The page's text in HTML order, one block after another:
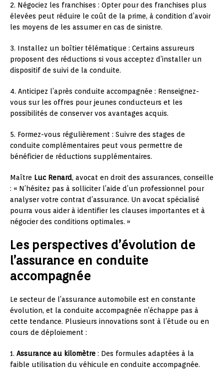
2. Négociez les franchises : Opter pour des franchises plus
élevées peut réduire le coût de la prime, à condition d’avoir
les moyens de les assumer en cas de sinistre.
3. Installez un boîtier télématique : Certains assureurs
proposent des réductions si vous acceptez d’installer un
dispositif de suivi de la conduite.
4. Anticipez l’après conduite accompagnée : Renseignez-
vous sur les offres pour jeunes conducteurs et les
possibilités de conserver vos avantages acquis.
5. Formez-vous régulièrement : Suivre des stages de
conduite complémentaires peut vous permettre de
bénéficier de réductions supplémentaires.
Maître Luc Renard, avocat en droit des assurances, conseille
: « N’hésitez pas à solliciter l’aide d’un professionnel pour
analyser votre contrat d’assurance. Un avocat spécialisé
pourra vous aider à identifier les clauses importantes et à
négocier des conditions optimales. »
Les perspectives d’évolution de
l’assurance en conduite
accompagnée
Le secteur de l’assurance automobile est en constante
évolution, et la conduite accompagnée n’échappe pas à
cette tendance. Plusieurs innovations sont à l’étude ou en
cours de déploiement :
1. Assurance au kilomètre : Des formules adaptées à la
faible utilisation du véhicule en conduite accompagnée.